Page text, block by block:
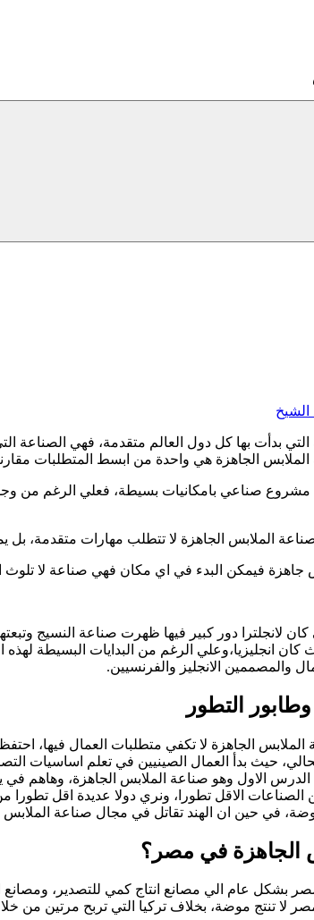
الشيخ
بدأت بها كل دول العالم متقدمة، فهي الصناعة
الملابس الجاهزة هي واحدة من ابسط المتطلبات
مشروع صناعي بامكانيات بسيطة، فعلي الرغم من
الملابس الجاهزة لا تتطلب مهارات متقدمة،
فيمكن البدء في اي مكان فهي صناعة لا تلوث
كان لانجلترا دور كبير فيها ظهرت صناعة
انجليزيا،وعلي الرغم من البدايات البسيطة
والمصممين الانجليز والفرنسيين.
التطور
الجاهزة لا تكفي متطلبات العمال فيها،
حيث بدأ العمال الصينيين في تعلم اساسيات
الاول وهو صناعة الملابس الجاهزة، وهاهم في
الصناعات الاقل تطورا، ونري دولا عديدة اقل
في حين ان الهند تقاتل في مجال صناعة الملابس
الجاهزة في مصر؟
بشكل عام الي مصانع انتاج كمي للتصدير، ومصانع
لا تنتج موضة، بخلاف تركيا التي تربح مرتين من